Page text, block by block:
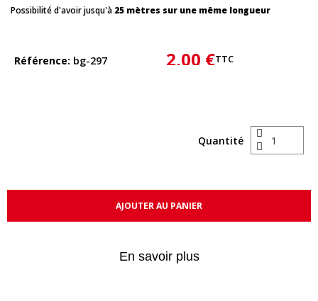
Possibilité d'avoir jusqu'à 25 mètres sur une même longueur
Référence bg-297 2,00 €TTC
Quantité
AJOUTER AU PANIER
En savoir plus